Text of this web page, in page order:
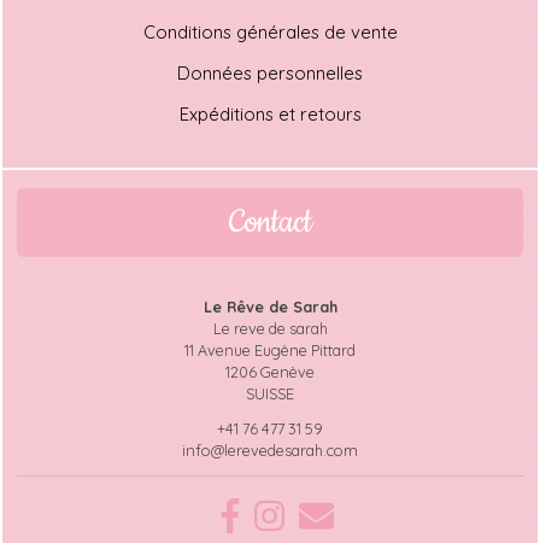
Conditions générales de vente
Données personnelles
Expéditions et retours
Contact
Le Rêve de Sarah
Le reve de sarah
11 Avenue Eugène Pittard
1206 Genève
SUISSE
+41 76 477 31 59
info@lerevedesarah.com